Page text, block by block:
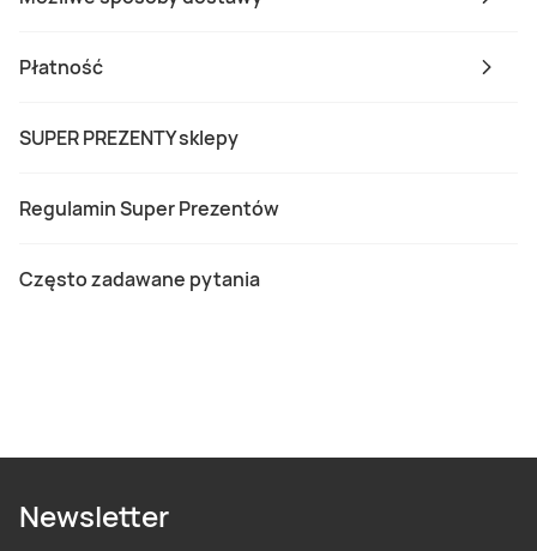
Płatność
SUPER PREZENTY sklepy
Regulamin Super Prezentów
Często zadawane pytania
Newsletter